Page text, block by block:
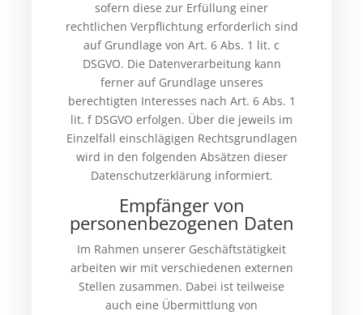
sofern diese zur Erfüllung einer
rechtlichen Verpflichtung erforderlich sind
auf Grundlage von Art. 6 Abs. 1 lit. c
DSGVO. Die Datenverarbeitung kann
ferner auf Grundlage unseres
berechtigten Interesses nach Art. 6 Abs. 1
lit. f DSGVO erfolgen. Über die jeweils im
Einzelfall einschlägigen Rechtsgrundlagen
wird in den folgenden Absätzen dieser
Datenschutzerklärung informiert.
Empfänger von
personenbezogenen Daten
Im Rahmen unserer Geschäftstätigkeit
arbeiten wir mit verschiedenen externen
Stellen zusammen. Dabei ist teilweise
auch eine Übermittlung von